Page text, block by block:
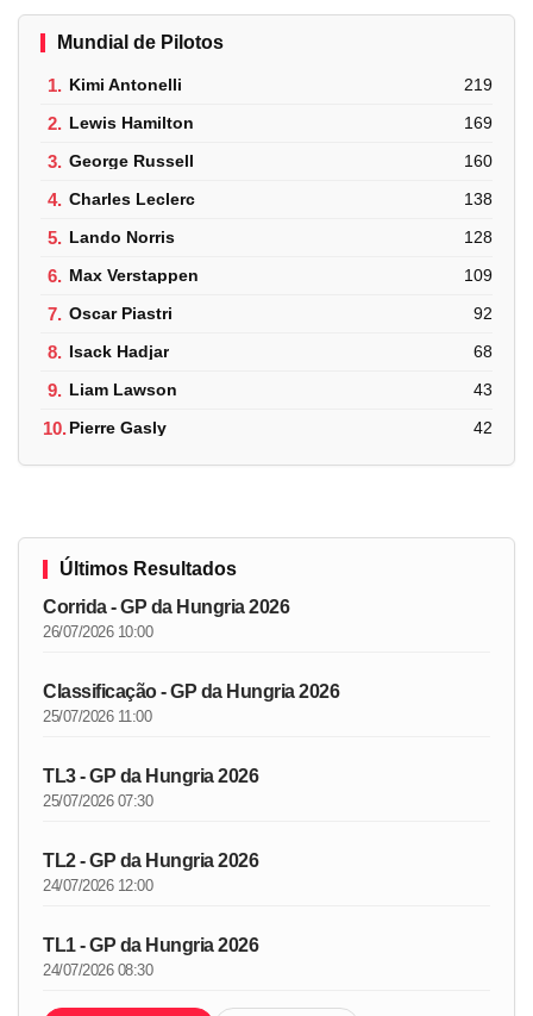
Mundial de Pilotos
1. Kimi Antonelli 219
2. Lewis Hamilton 169
3. George Russell 160
4. Charles Leclerc 138
5. Lando Norris 128
6. Max Verstappen 109
7. Oscar Piastri 92
8. Isack Hadjar 68
9. Liam Lawson 43
10.Pierre Gasly 42
Últimos Resultados
Corrida - GP da Hungria 2026
26/07/2026 10:00
Classificação - GP da Hungria 2026
25/07/2026 11:00
TL3 - GP da Hungria 2026
25/07/2026 07:30
TL2 - GP da Hungria 2026
24/07/2026 12:00
TL1 - GP da Hungria 2026
24/07/2026 08:30